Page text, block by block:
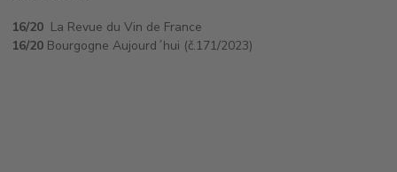
16/20 La Revue du Vin de France
16/20 Bourgogne Aujourd´hui (č.171/2023)